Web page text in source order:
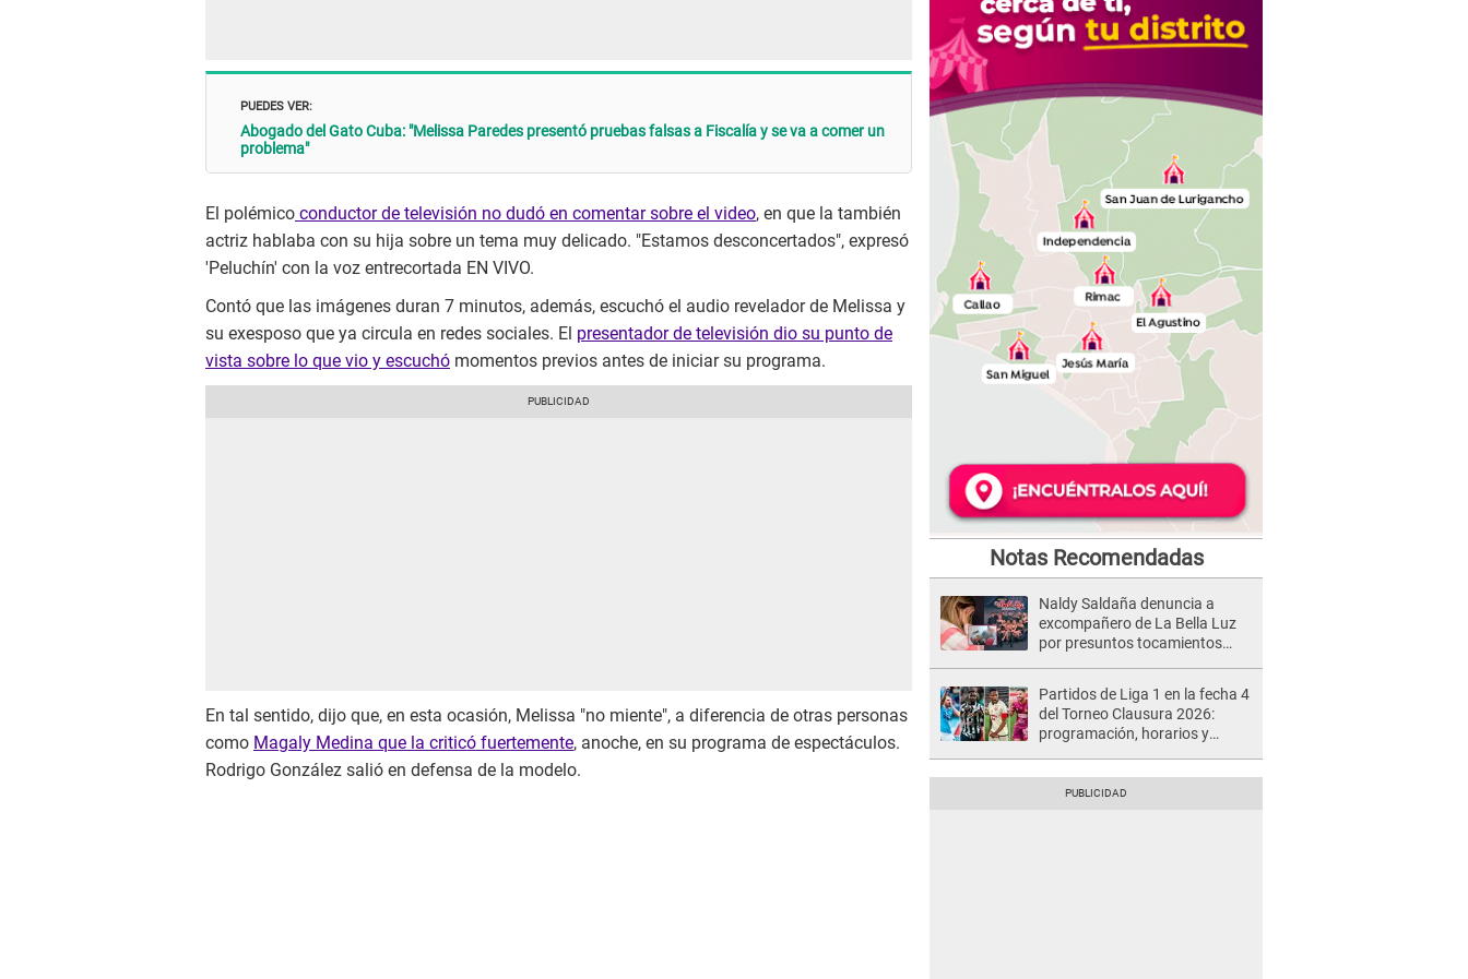
PUEDES VER:
Abogado del Gato Cuba: "Melissa Paredes presentó pruebas falsas a Fiscalía y se va a comer un
problema"
El polémico conductor de televisión no dudó en comentar sobre el video, en que la también
actriz hablaba con su hija sobre un tema muy delicado. "Estamos desconcertados", expresó
'Peluchín' con la voz entrecortada EN VIVO.
Contó que las imágenes duran 7 minutos, además, escuchó el audio revelador de Melissa y
su exesposo que ya circula en redes sociales. El presentador de televisión dio su punto de
vista sobre lo que vio y escuchó momentos previos antes de iniciar su programa.
En tal sentido, dijo que, en esta ocasión, Melissa "no miente", a diferencia de otras personas
como Magaly Medina que la criticó fuertemente, anoche, en su programa de espectáculos.
Rodrigo González salió en defensa de la modelo.
Notas Recomendadas
Naldy Saldaña denuncia a
excompañero de La Bella Luz
por presuntos tocamientos
Partidos de Liga 1 en la fecha 4
del Torneo Clausura 2026:
programación, horarios y